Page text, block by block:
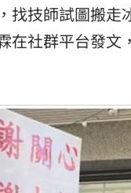
9/12登場！ 10:30
掀足球熱潮
找技師試圖搬
在社群平台發